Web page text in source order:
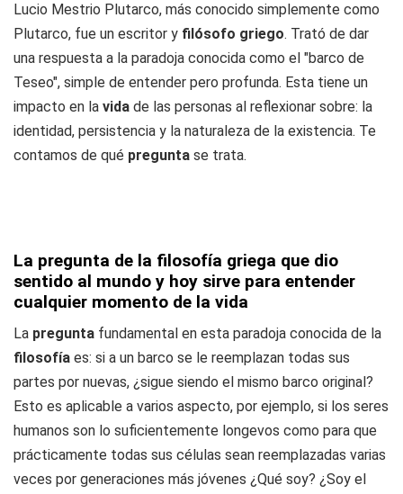
Lucio Mestrio Plutarco, más conocido simplemente como
Plutarco, fue un escritor y filósofo griego. Trató de dar
una respuesta a la paradoja conocida como el "barco de
Teseo", simple de entender pero profunda. Esta tiene un
impacto en la vida de las personas al reflexionar sobre: la
identidad, persistencia y la naturaleza de la existencia. Te
contamos de qué pregunta se trata.
La pregunta de la filosofía griega que dio
sentido al mundo y hoy sirve para entender
cualquier momento de la vida
La pregunta fundamental en esta paradoja conocida de la
filosofía es: si a un barco se le reemplazan todas sus
partes por nuevas, ¿sigue siendo el mismo barco original?
Esto es aplicable a varios aspecto, por ejemplo, si los seres
humanos son lo suficientemente longevos como para que
prácticamente todas sus células sean reemplazadas varias
veces por generaciones más jóvenes ¿Qué soy? ¿Soy el